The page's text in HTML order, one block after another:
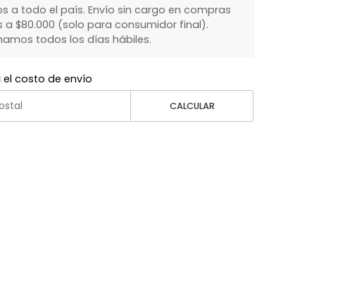
a todo el país. Envío sin cargo en compras
a $80.000 (solo para consumidor final).
todos los días hábiles.
costo de envío
CALCULAR